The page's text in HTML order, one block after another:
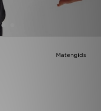
Matengids